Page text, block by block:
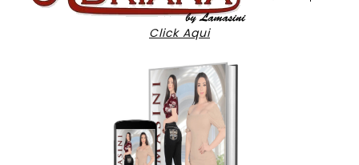
Click Aqui